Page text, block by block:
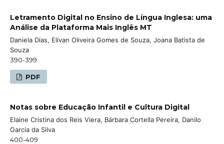
Letramento Digital no Ensino de Língua Inglesa: uma
Análise da Plataforma Mais Inglês MT
Daniela Dias, Elivan Oliveira Gomes de Souza, Joana Batista de
Souza
390-399
PDF
Notas sobre Educação Infantil e Cultura Digital
Elaine Cristina dos Reis Viera, Bárbara Cortella Pereira, Danilo
Garcia da Silva
400-409